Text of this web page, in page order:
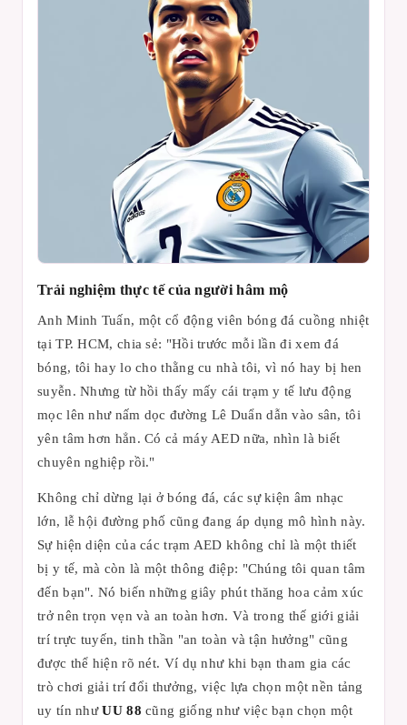
Trải nghiệm thực tế của người hâm mộ
Anh Minh Tuấn, một cổ động viên bóng đá cuồng nhiệt
tại TP. HCM, chia sẻ: "Hồi trước mỗi lần đi xem đá
bóng, tôi hay lo cho thằng cu nhà tôi, vì nó hay bị hen
suyễn. Nhưng từ hồi thấy mấy cái trạm y tế lưu động
mọc lên như nấm dọc đường Lê Duẩn dẫn vào sân, tôi
yên tâm hơn hẳn. Có cả máy AED nữa, nhìn là biết
chuyên nghiệp rồi."
Không chỉ dừng lại ở bóng đá, các sự kiện âm nhạc
lớn, lễ hội đường phố cũng đang áp dụng mô hình này.
Sự hiện diện của các trạm AED không chỉ là một thiết
bị y tế, mà còn là một thông điệp: "Chúng tôi quan tâm
đến bạn". Nó biến những giây phút thăng hoa cảm xúc
trở nên trọn vẹn và an toàn hơn. Và trong thế giới giải
trí trực tuyến, tinh thần "an toàn và tận hưởng" cũng
được thể hiện rõ nét. Ví dụ như khi bạn tham gia các
trò chơi giải trí đổi thưởng, việc lựa chọn một nền tảng
uy tín nhưUU 88 cũng giống như việc bạn chọn một